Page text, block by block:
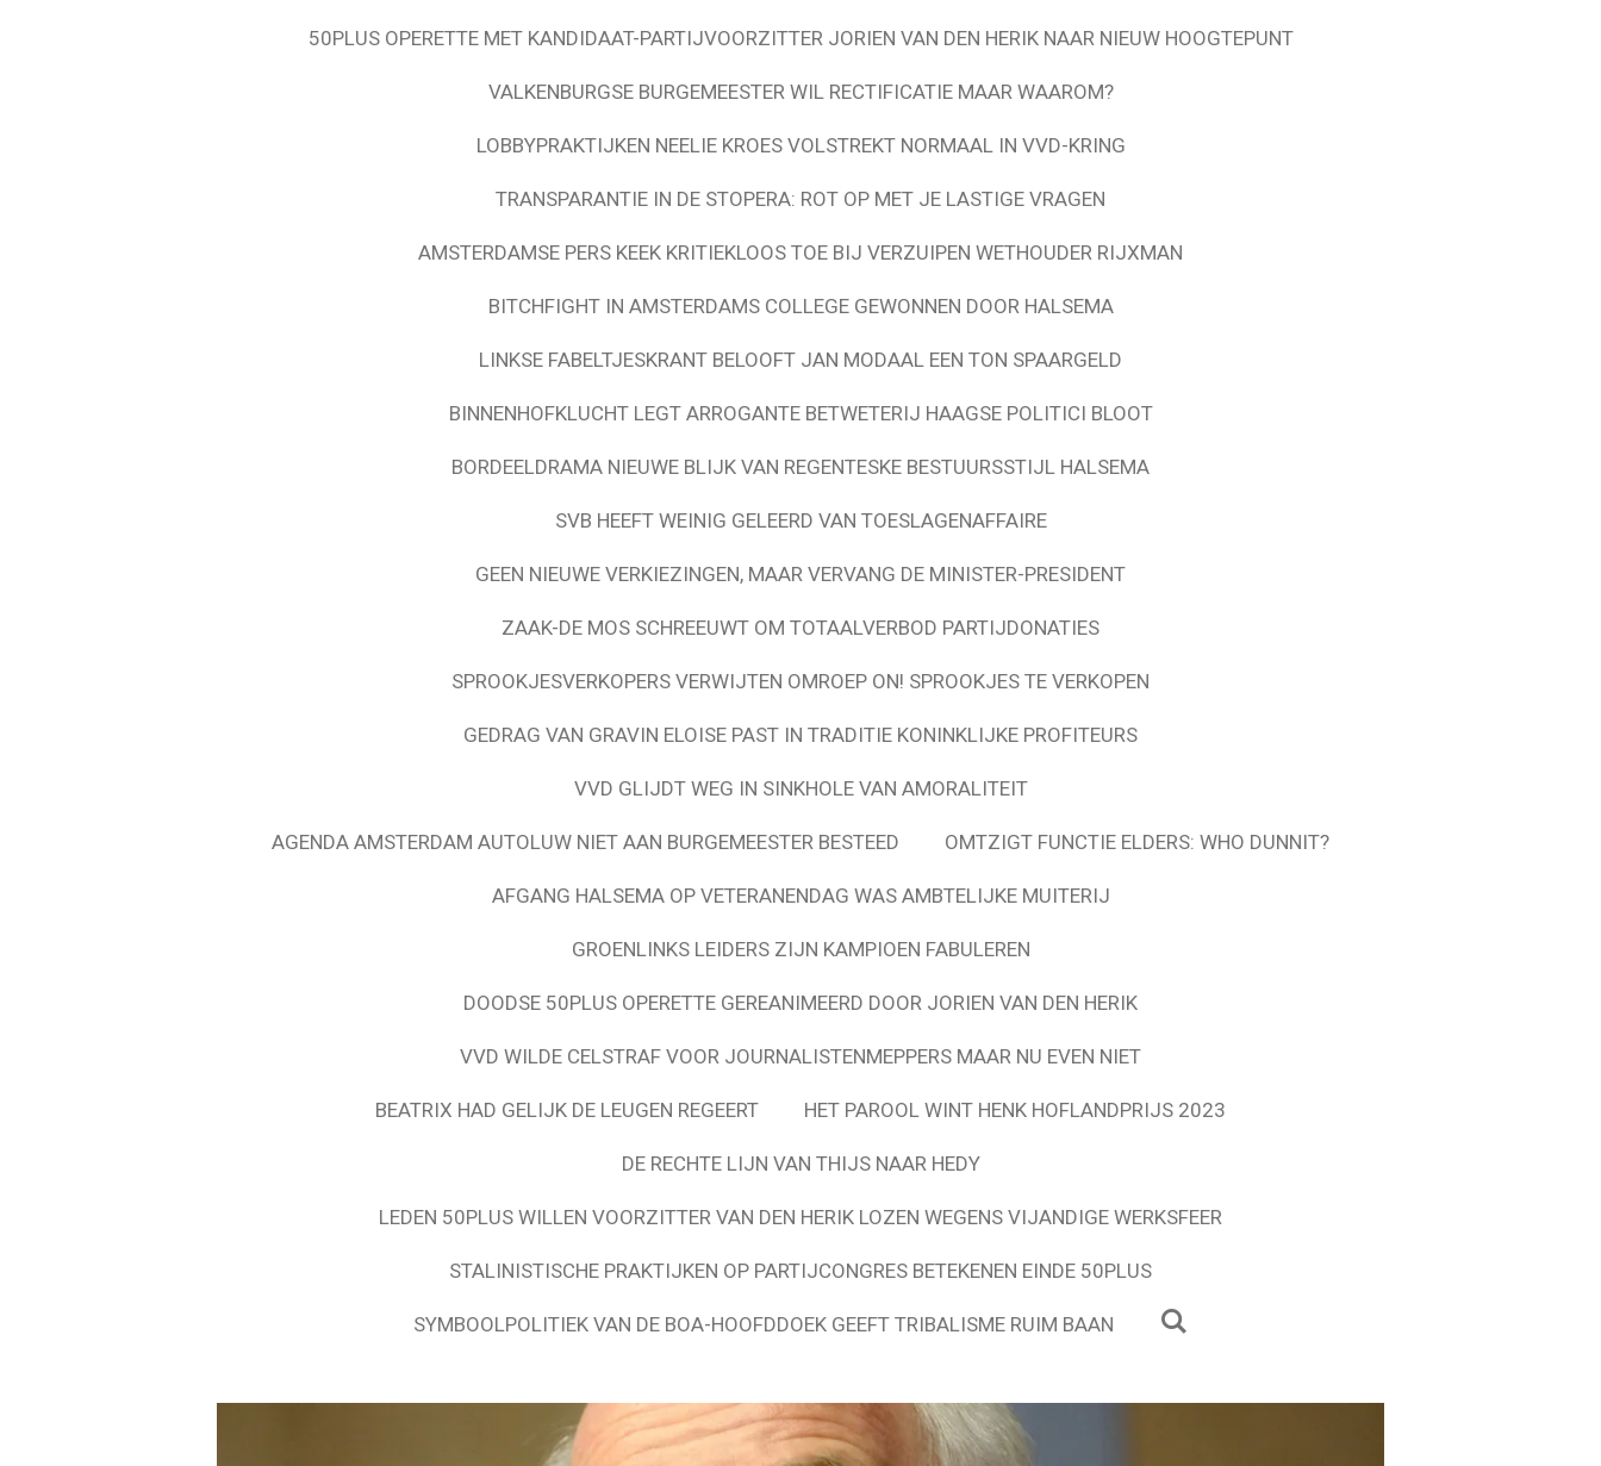
50PLUS OPERETTE MET KANDIDAAT-PARTIJVOORZITTER JORIEN VAN DEN HERIK NAAR NIEUW HOOGTEPUNT
VALKENBURGSE BURGEMEESTER WIL RECTIFICATIE MAAR WAAROM?
LOBBYPRAKTIJKEN NEELIE KROES VOLSTREKT NORMAAL IN VVD-KRING
TRANSPARANTIE IN DE STOPERA: ROT OP MET JE LASTIGE VRAGEN
AMSTERDAMSE PERS KEEK KRITIEKLOOS TOE BIJ VERZUIPEN WETHOUDER RIJXMAN
BITCHFIGHT IN AMSTERDAMS COLLEGE GEWONNEN DOOR HALSEMA
LINKSE FABELTJESKRANT BELOOFT JAN MODAAL EEN TON SPAARGELD
BINNENHOFKLUCHT LEGT ARROGANTE BETWETERIJ HAAGSE POLITICI BLOOT
BORDEELDRAMA NIEUWE BLIJK VAN REGENTESKE BESTUURSSTIJL HALSEMA
SVB HEEFT WEINIG GELEERD VAN TOESLAGENAFFAIRE
GEEN NIEUWE VERKIEZINGEN, MAAR VERVANG DE MINISTER-PRESIDENT
ZAAK-DE MOS SCHREEUWT OM TOTAALVERBOD PARTIJDONATIES
SPROOKJESVERKOPERS VERWIJTEN OMROEP ON! SPROOKJES TE VERKOPEN
GEDRAG VAN GRAVIN ELOISE PAST IN TRADITIE KONINKLIJKE PROFITEURS
VVD GLIJDT WEG IN SINKHOLE VAN AMORALITEIT
AGENDA AMSTERDAM AUTOLUW NIET AAN BURGEMEESTER BESTEED OMTZIGT FUNCTIE ELDERS: WHO DUNNIT?
AFGANG HALSEMA OP VETERANENDAG WAS AMBTELIJKE MUITERIJ
GROENLINKS LEIDERS ZIJN KAMPIOEN FABULEREN
DOODSE 50PLUS OPERETTE GEREANIMEERD DOOR JORIEN VAN DEN HERIK
VVD WILDE CELSTRAF VOOR JOURNALISTENMEPPERS MAAR NU EVEN NIET
BEATRIX HAD GELIJK DE LEUGEN REGEERT HET PAROOL WINT HENK HOFLANDPRIJS 2023
DE RECHTE LIJN VAN THIJS NAAR HEDY
LEDEN 50PLUS WILLEN VOORZITTER VAN DEN HERIK LOZEN WEGENS VIJANDIGE WERKSFEER
STALINISTISCHE PRAKTIJKEN OP PARTIJCONGRES BETEKENEN EINDE 50PLUS
SYMBOOLPOLITIEK VAN DE BOA-HOOFDDOEK GEEFT TRIBALISME RUIM BAAN